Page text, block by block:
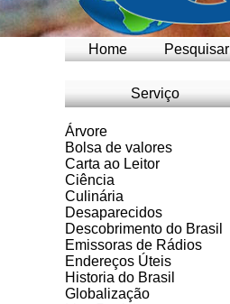
Home Pesquisar
Serviço
Árvore
Bolsa de valores
Carta ao Leitor
Ciência
Culinária
Desaparecidos
Descobrimento do Brasil
Emissoras de Rádios
Endereços Úteis
Historia do Brasil
Globalização